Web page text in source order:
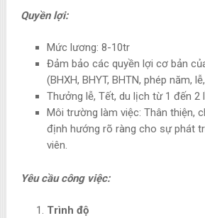
Quyền lợi:
Mức lương: 8-10tr
Đảm bảo các quyền lợi cơ bản
(BHXH, BHYT, BHTN, phép năm,
Thưởng lễ, Tết, du lịch từ 1 đến 2
Môi trường làm việc: Thân thiện,
định hướng rõ ràng cho sự phát
viên.
Yêu cầu công việc:
Trình độ